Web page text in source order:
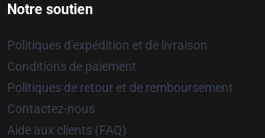
Notre soutien
Politiques d'expédition et de livraison
Conditions de paiement
Politiques de retour et de remboursement
Contactez-nous
Aide aux clients (FAQ)